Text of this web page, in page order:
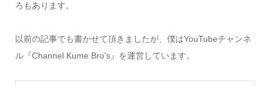
ろもあります。
以前の記事でも書かせて頂きましたが、僕はYouTubeチャンネ
ル『Channel Kume Bro’s』を運営しています。